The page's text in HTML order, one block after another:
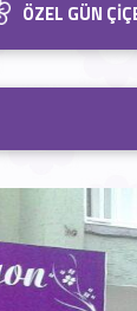
ÖZEL GÜN